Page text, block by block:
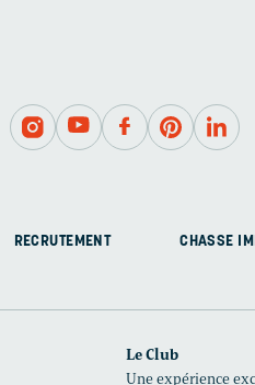
RECRUTEMENT CHASSE
Le Club
Une expérience